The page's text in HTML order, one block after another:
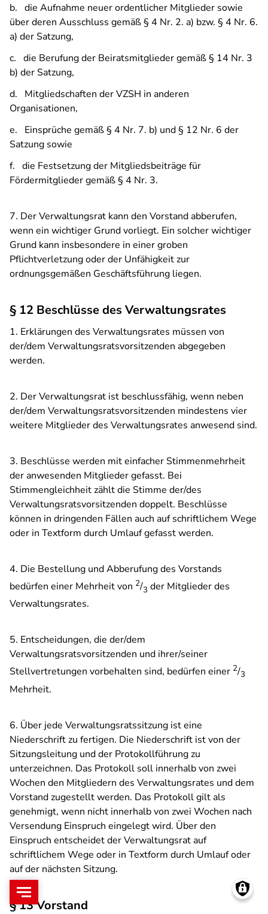
b. die Aufnahme neuer ordentlicher Mitglieder sowie
über deren Ausschluss gemäß § 4 Nr. 2. a) bzw. § 4 Nr. 6.
a) der Satzung,
c. die Berufung der Beiratsmitglieder gemäß § 14 Nr. 3
b) der Satzung,
d. Mitgliedschaften der VZSH in anderen
Organisationen,
e. Einsprüche gemäß § 4 Nr. 7. b) und § 12 Nr. 6 der
Satzung sowie
f. die Festsetzung der Mitgliedsbeiträge für
Fördermitglieder gemäß § 4 Nr. 3.
7. Der Verwaltungsrat kann den Vorstand abberufen,
wenn ein wichtiger Grund vorliegt. Ein solcher wichtiger
Grund kann insbesondere in einer groben
Pflichtverletzung oder der Unfähigkeit zur
ordnungsgemäßen Geschäftsführung liegen.
§ 12 Beschlüsse des Verwaltungsrates
1. Erklärungen des Verwaltungsrates müssen von
der/dem Verwaltungsratsvorsitzenden abgegeben
werden.
2. Der Verwaltungsrat ist beschlussfähig, wenn neben
der/dem Verwaltungsratsvorsitzenden mindestens vier
weitere Mitglieder des Verwaltungsrates anwesend sind.
3. Beschlüsse werden mit einfacher Stimmenmehrheit
der anwesenden Mitglieder gefasst. Bei
Stimmengleichheit zählt die Stimme der/des
Verwaltungsratsvorsitzenden doppelt. Beschlüsse
können in dringenden Fällen auch auf schriftlichem Wege
oder in Textform durch Umlauf gefasst werden.
4. Die Bestellung und Abberufung des Vorstands
bedürfen einer Mehrheit von 2/3 der Mitglieder des
Verwaltungsrates.
5. Entscheidungen, die der/dem
Verwaltungsratsvorsitzenden und ihrer/seiner
Stellvertretungen vorbehalten sind, bedürfen einer 2/3
Mehrheit.
6. Über jede Verwaltungsratssitzung ist eine
Niederschrift zu fertigen. Die Niederschrift ist von der
Sitzungsleitung und der Protokollführung zu
unterzeichnen. Das Protokoll soll innerhalb von zwei
Wochen den Mitgliedern des Verwaltungsrates und dem
Vorstand zugestellt werden. Das Protokoll gilt als
genehmigt, wenn nicht innerhalb von zwei Wochen nach
Versendung Einspruch eingelegt wird. Über den
Einspruch entscheidet der Verwaltungsrat auf
schriftlichem Wege oder in Textform durch Umlauf oder
auf der nächsten Sitzung.
§ 13 Vorstand